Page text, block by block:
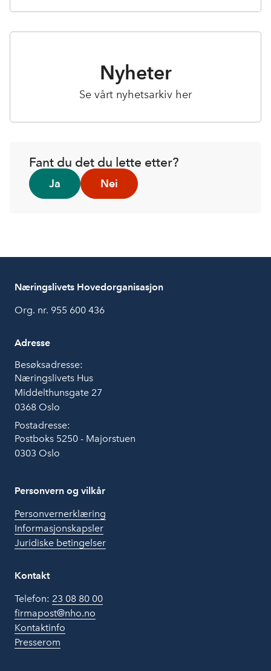
Nyheter
Se vårt nyhetsarkiv her
Fant du det du lette etter?
Ja Nei
Næringslivets Hovedorganisasjon
Org. nr. 955 600 436
Adresse
Besøksadresse:
Næringslivets Hus
Middelthunsgate 27
0368 Oslo
Postadresse:
Postboks 5250 - Majorstuen
0303 Oslo
Personvern og vilkår
Personvernerklæring
Informasjonskapsler
Juridiske betingelser
Kontakt
Telefon: 23 08 80 00
firmapost@nho.no
Kontaktinfo
Presserom